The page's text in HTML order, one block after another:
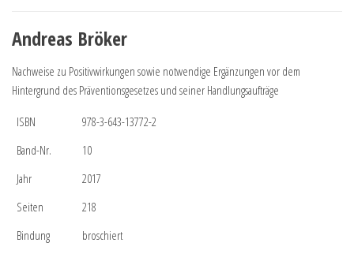
Andreas Bröker
Nachweise zu Positivwirkungen sowie notwendige Ergänzungen vor dem
Hintergrund des Präventionsgesetzes und seiner Handlungsaufträge
ISBN
978-3-643-13772-2
Band-Nr.
10
Jahr
2017
Seiten
218
Bindung
broschiert